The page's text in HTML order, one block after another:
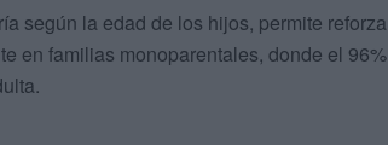
según la edad de los hijos, permite
en familias monoparentales, donde el